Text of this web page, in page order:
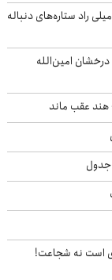
راد ستاره‌های دنباله
درخشان امین‌الله
هند عقب ماند
است نه شجاعت!